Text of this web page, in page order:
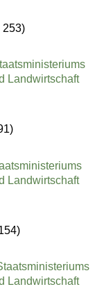
253)
Landwirtschaft
Landwirtschaft
Landwirtschaft